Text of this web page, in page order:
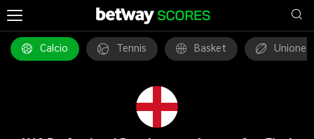
Calcio Tennis Basket Unione